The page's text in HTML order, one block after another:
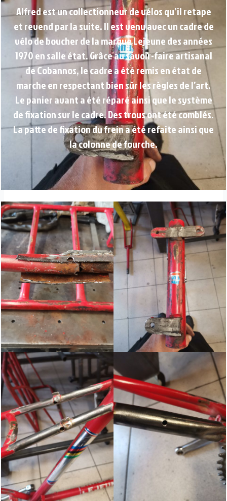
Alfred est un collectionneur de vélos qu’il retape
et revend par la suite. Il est venu avec un cadre de
vélo de boucher de la marque Lejeune des années
1970 en salle état. Grâce au savoir-faire artisanal
de Cobannos, le cadre a été remis en état de
marche en respectant bien sûr les règles de l’art.
Le panier avant a été réparé ainsi que le système
de fixation sur le cadre. Des trous ont été comblés.
La patte de fixation du frein a été refaite ainsi que
la colonne de fourche.